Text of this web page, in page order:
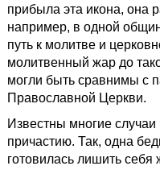
прибыла эта икона, она
например, в одной
путь к молитве и
молитвенный жар до
могли быть сравнимы с
Православной Церкви.
Известны многие
причастию. Так, одна
готовилась лишить